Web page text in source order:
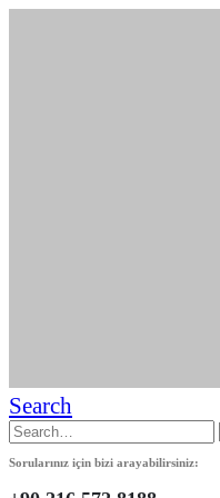
Search
Sorularınız için bizi arayabilirsiniz: